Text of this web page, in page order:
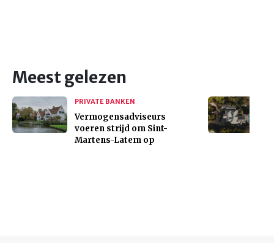
Meest gelezen
PRIVATE BANKEN
Vermogensadviseurs
voeren strijd om Sint-
Martens-Latem op